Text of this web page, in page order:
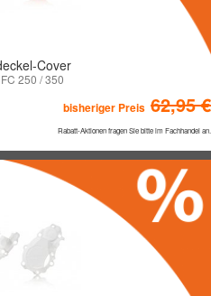
Cover
250 / 350
bisheriger Preis 62,95 €
Rabatt-Aktionen fragen Sie bitte im Fachhandel an.